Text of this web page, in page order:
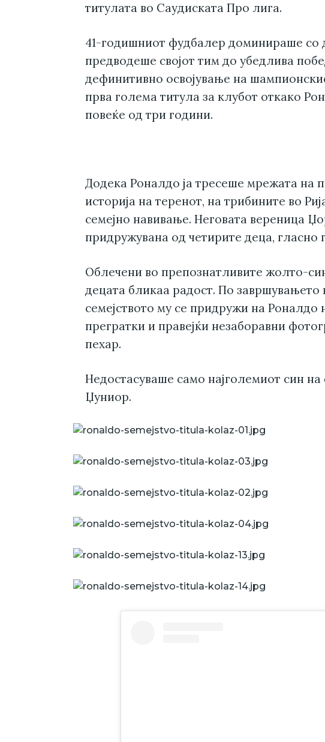
титулата во Саудиската Про лига.
41-годишниот фудбалер доминираше со
предводеше својот тим до убедлива
дефинитивно освојување на
прва голема титула за клубот откако
повеќе од три години.
Додека Роналдо ја тресеше мрежата на
историја на теренот, на трибините во
семејно навивање. Неговата вереница
придружувана од четирите деца, гласно
Облечени во препознатливите жолто-
децата бликаа радост. По завршувањето
семејството му се придружи на Роналдо
прегратки и правејќи незаборавни
пехар.
Недостасуваше само најголемиот син
Џуниор.